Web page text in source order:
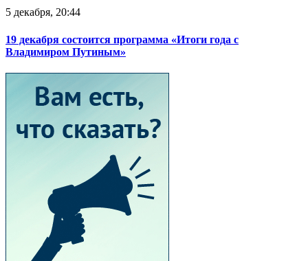
5 декабря, 20:44
19 декабря состоится программа «Итоги года с
Владимиром Путиным»